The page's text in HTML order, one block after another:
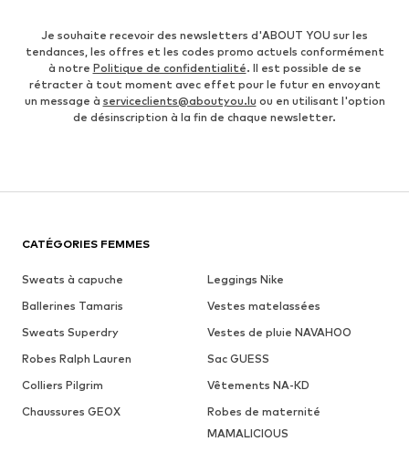
Je souhaite recevoir des newsletters d'ABOUT YOU sur les
tendances, les offres et les codes promo actuels conformément
à notre Politique de confidentialité. Il est possible de se
rétracter à tout moment avec effet pour le futur en envoyant
un message à serviceclients@aboutyou.lu ou en utilisant l'option
de désinscription à la fin de chaque newsletter.
CATÉGORIES FEMMES
Sweats à capuche
Leggings Nike
Ballerines Tamaris
Vestes matelassées
Sweats Superdry
Vestes de pluie NAVAHOO
Robes Ralph Lauren
Sac GUESS
Colliers Pilgrim
Vêtements NA-KD
Chaussures GEOX
Robes de maternité
MAMALICIOUS